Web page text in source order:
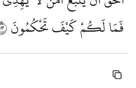
فَمَا لَكُمْ كَيْفَ تَحْكُمُونَ